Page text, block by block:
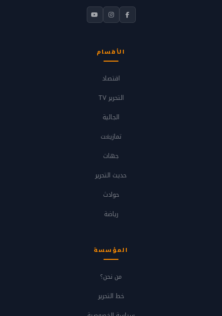
الأقسام
اقتصاد
التحرير TV
الجالية
تمازيغت
جهات
حديث التحرير
حوادث
رياضة
المؤسسة
من نحن؟
خط التحرير